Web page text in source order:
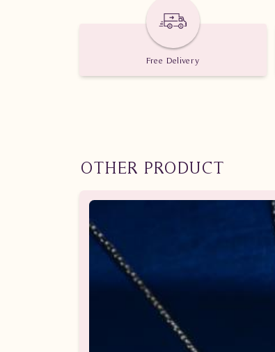
Free Delivery
OTHER PRODUCT